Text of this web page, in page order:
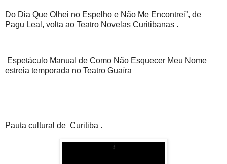
Do Dia Que Olhei no Espelho e Não Me Encontrei”, de
Pagu Leal, volta ao Teatro Novelas Curitibanas .
Espetáculo Manual de Como Não Esquecer Meu Nome
estreia temporada no Teatro Guaíra
Pauta cultural de Curitiba .